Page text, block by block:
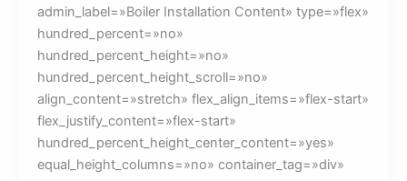
admin_label=»Boiler Installation Content» type=»flex»
hundred_percent=»no»
hundred_percent_height=»no»
hundred_percent_height_scroll=»no»
align_content=»stretch» flex_align_items=»flex-start»
flex_justify_content=»flex-start»
hundred_percent_height_center_content=»yes»
equal_height_columns=»no» container_tag=»div»